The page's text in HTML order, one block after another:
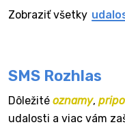
Zobraziť všetky
SMS Rozhlas
Dôležité oznamy,
udalosti a viac vám